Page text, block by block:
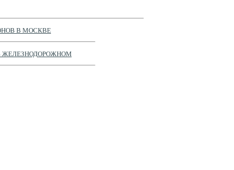
В МОСКВЕ
ЖЕЛЕЗНОДОРОЖНОМ